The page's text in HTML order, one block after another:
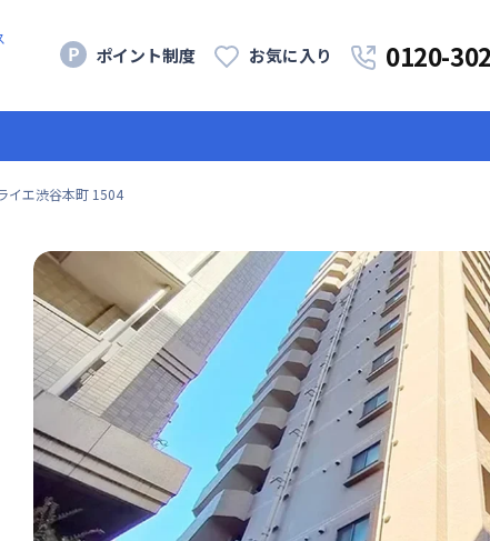
ポイント制度 お気に入り 0120-
イエ渋谷本町 1504